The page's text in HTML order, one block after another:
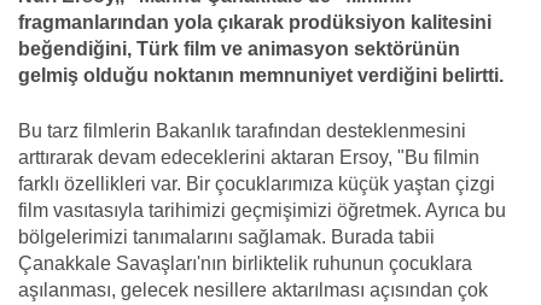
fragmanlarından yola çıkarak prodüksiyon kalitesini
beğendiğini, Türk film ve animasyon sektörünün
gelmiş olduğu noktanın memnuniyet verdiğini belirtti.
Bu tarz filmlerin Bakanlık tarafından desteklenmesini
arttırarak devam edeceklerini aktaran Ersoy, "Bu filmin
farklı özellikleri var. Bir çocuklarımıza küçük yaştan çizgi
film vasıtasıyla tarihimizi geçmişimizi öğretmek. Ayrıca bu
bölgelerimizi tanımalarını sağlamak. Burada tabii
Çanakkale Savaşları'nın birliktelik ruhunun çocuklara
aşılanması, gelecek nesillere aktarılması açısından çok